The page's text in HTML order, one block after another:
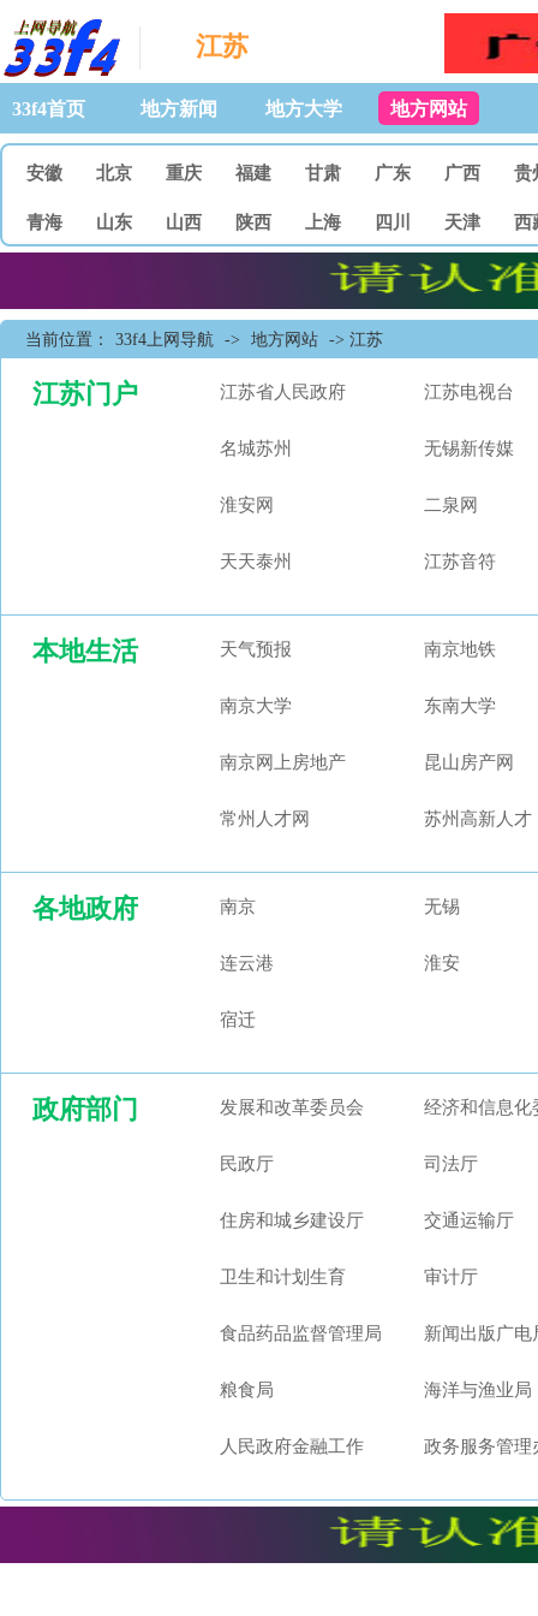
江苏
33f4首页 地方新闻 地方大学 地方网站
安徽 北京 重庆 福建 甘肃 广东 广西 贵
青海 山东 山西 陕西 上海 四川 天津 西
当前位置： 33f4上网导航 -> 地方网站 -> 江苏
江苏门户 江苏省人民政府 江苏电视台
名城苏州 无锡新传媒
淮安网 二泉网
天天泰州 江苏音符
本地生活 天气预报 南京地铁
南京大学 东南大学
南京网上房地产 昆山房产网
常州人才网 苏州高新人才
各地政府 南京 无锡
连云港 淮安
宿迁
政府部门 发展和改革委员会 经济和信息化
民政厅 司法厅
住房和城乡建设厅 交通运输厅
卫生和计划生育 审计厅
食品药品监督管理局 新闻出版广电
粮食局 海洋与渔业局
人民政府金融工作 政务服务管理